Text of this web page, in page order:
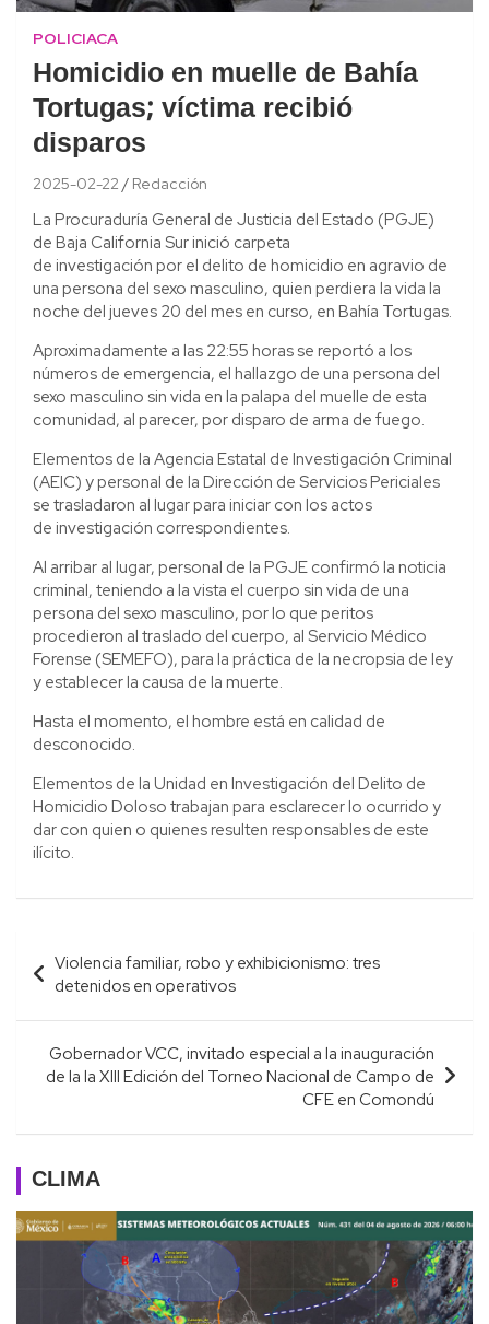
POLICIACA
Homicidio en muelle de Bahía
Tortugas; víctima recibió
disparos
2025-02-22 Redacción
La Procuraduría General de Justicia del Estado (PGJE)
de Baja California Sur inició carpeta
de investigación por el delito de homicidio en agravio de
una persona del sexo masculino, quien perdiera la vida la
noche del jueves 20 del mes en curso, en Bahía Tortugas.
Aproximadamente a las 22:55 horas se reportó a los
números de emergencia, el hallazgo de una persona del
sexo masculino sin vida en la palapa del muelle de esta
comunidad, al parecer, por disparo de arma de fuego.
Elementos de la Agencia Estatal de Investigación Criminal
(AEIC) y personal de la Dirección de Servicios Periciales
se trasladaron al lugar para iniciar con los actos
de investigación correspondientes.
Al arribar al lugar, personal de la PGJE confirmó la noticia
criminal, teniendo a la vista el cuerpo sin vida de una
persona del sexo masculino, por lo que peritos
procedieron al traslado del cuerpo, al Servicio Médico
Forense (SEMEFO), para la práctica de la necropsia de ley
y establecer la causa de la muerte.
Hasta el momento, el hombre está en calidad de
desconocido.
Elementos de la Unidad en Investigación del Delito de
Homicidio Doloso trabajan para esclarecer lo ocurrido y
dar con quien o quienes resulten responsables de este
ilícito.
Navegación
de
entradas
Violencia familiar, robo y exhibicionismo: tres
detenidos en operativos
Gobernador VCC, invitado especial a la inauguración
de la la XIII Edición del Torneo Nacional de Campo de
CFE en Comondú
CLIMA